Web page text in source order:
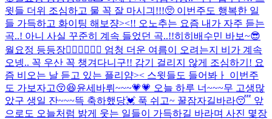
윗들 더위 조심하고 물 꼭 잘 마시긔!!!🥺 이번주도 행복한 일
들 가득하고 화이팅 해보쟝><!! 오노추는 요즘 내가 자주 듣는
곡..! 아니 사실 꾸준히 계속 들었던 곡..!!히히 배수민 바보~😎
월요정 등등장🧚🏻‍♀️🧚🏻‍♀️ 엄청 더운 여름이 오려는지 비가 계속
오넹.. 꼭 우산 꼭 챙겨다니구!! 감기 걸리지 않게 조심하기! 요
즘 비오는 날 듣고 있는 플리얌>< 스윗들도 들어봐ㅏ 이번주
도 가보자고😚😆윤세바뤼~~~💗💗 오늘 하루 너~~~무 고생많
았구 생일 잔~~~뜩 축하했당💓 푹 쉬고~ 꿀잠자길바라😴 앞
으로도 오늘처럼 밝게 웃는 일들이 가득하길 바라며 사진 몇장